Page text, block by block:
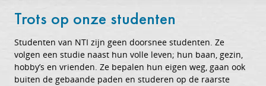
Trots op onze studenten
Studenten van NTI zijn geen doorsnee studenten. Ze
volgen een studie naast hun volle leven; hun baan, gezin,
hobby’s en vrienden. Ze bepalen hun eigen weg, gaan ook
buiten de gebaande paden en studeren op de raarste